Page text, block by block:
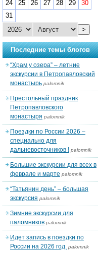
24
25 26 27 28 29
30
31
>
Последние темы блогов
“Храм у озера” – летние
экскурсии в Петропавловский
монастырь palomnik
Престольный праздник
Петропавловского
монастыря palomnik
Поездки по России 2026 –
специально для
дальневосточников ! palomnik
Большие экскурсии для всех в
феврале и марте palomnik
“Татьянин день” – большая
экскурсия palomnik
Зимние экскурсии для
паломников palomnik
Идет запись в поездки по
России на 2026 год. palomnik